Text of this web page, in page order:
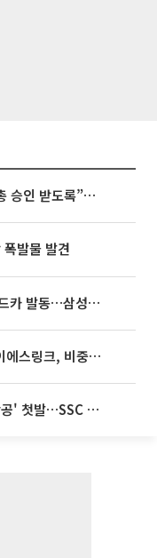
김정관 장관 “반도체 성과급, 주총 승인 받도록”…상법·자본시장법 개정 시사
발물 발견
코스피, 장중 5%대 급락에 사이드카 발동…삼성·SK 동반 폭락
트럼프 “자석 사업을 하라”…제이에스링크, 비중국 영구자석 공급망 구축 속도
티웨이항공, 새 이름 '트리니티항공' 첫발…SSC 전략 본격화